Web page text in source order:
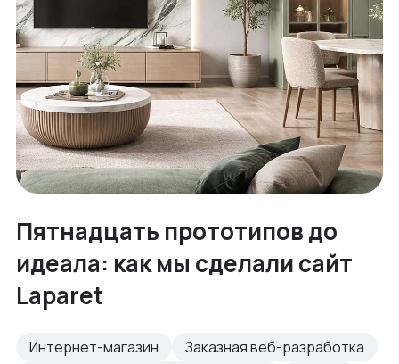
Пятнадцать прототипов до
идеала: как мы сделали сайт
Laparet
Интернет-магазин
Заказная веб-разработка